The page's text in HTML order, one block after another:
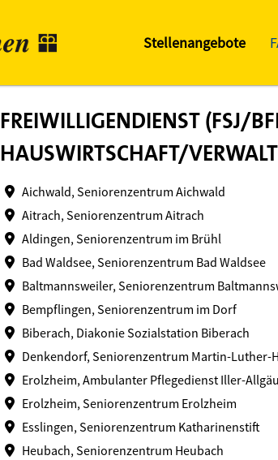
Stellenangebote
FREIWILLIGENDIENST (FSJ/
HAUSWIRTSCHAFT/
Aichwald, Seniorenzentrum Aichwald
Aitrach, Seniorenzentrum Aitrach
Aldingen, Seniorenzentrum im Brühl
Bad Waldsee, Seniorenzentrum Bad Waldsee
Baltmannsweiler, Seniorenzentrum
Bempflingen, Seniorenzentrum im Dorf
Biberach, Diakonie Sozialstation Biberach
Denkendorf, Seniorenzentrum Martin-Luther-
Erolzheim, Ambulanter Pflegedienst Iller-Allgäu
Erolzheim, Seniorenzentrum Erolzheim
Esslingen, Seniorenzentrum Katharinenstift
Heubach, Seniorenzentrum Heubach